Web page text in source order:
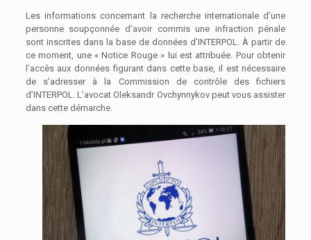
Les informations concernant la recherche internationale d’une
personne soupçonnée d’avoir commis une infraction pénale
sont inscrites dans la base de données d’INTERPOL. À partir de
ce moment, une « Notice Rouge » lui est attribuée. Pour obtenir
l’accès aux données figurant dans cette base, il est nécessaire
de s’adresser à la Commission de contrôle des fichiers
d’INTERPOL. L’avocat Oleksandr Ovchynnykov peut vous assister
dans cette démarche.